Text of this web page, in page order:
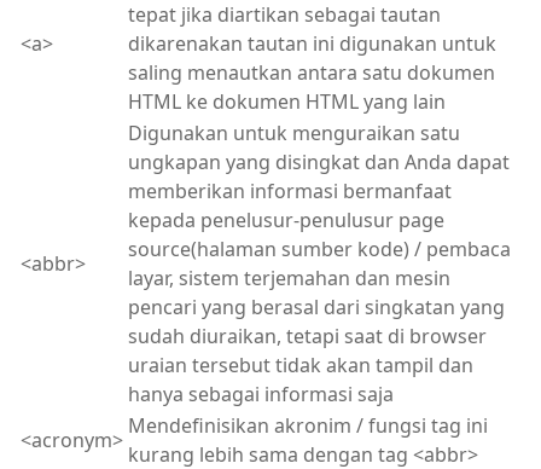
<a>
tepat jika diartikan sebagai tautan
dikarenakan tautan ini digunakan untuk
saling menautkan antara satu dokumen
HTML ke dokumen HTML yang lain
<abbr>
Digunakan untuk menguraikan satu
ungkapan yang disingkat dan Anda dapat
memberikan informasi bermanfaat
kepada penelusur-penulusur page
source(halaman sumber kode) / pembaca
layar, sistem terjemahan dan mesin
pencari yang berasal dari singkatan yang
sudah diuraikan, tetapi saat di browser
uraian tersebut tidak akan tampil dan
hanya sebagai informasi saja
<acronym>
Mendefinisikan akronim / fungsi tag ini
kurang lebih sama dengan tag <abbr>